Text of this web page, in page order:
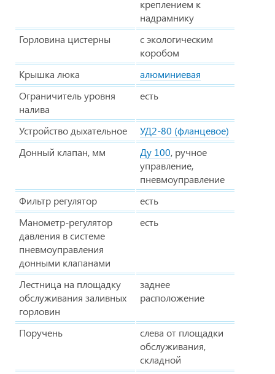
креплением к
надрамнику
Горловина цистерны
с экологическим
коробом
Крышка люка
алюминиевая
Ограничитель уровня
налива
есть
Устройство дыхательное
УД2-80 (фланцевое)
Донный клапан, мм
Ду 100, ручное
управление,
пневмоуправление
Фильтр регулятор
есть
Манометр-регулятор
давления в системе
пневмоуправления
донными клапанами
есть
Лестница на площадку
обслуживания заливных
горловин
заднее
расположение
Поручень
слева от площадки
обслуживания,
складной